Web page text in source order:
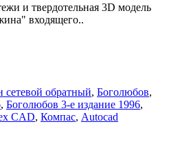
и твердотельная 3D модель
входящего..
сетевой обратный, Боголюбов,
, Боголюбов 3-е издание 1996,
CAD, Компас, Autocad